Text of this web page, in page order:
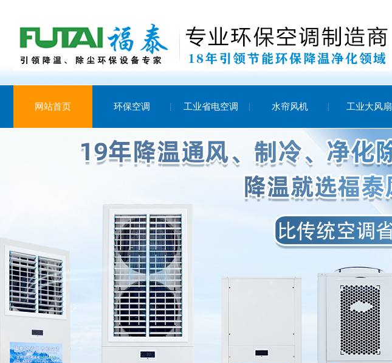
网站首页 环保空调 工业省电空调 水帘风机 工业大风扇